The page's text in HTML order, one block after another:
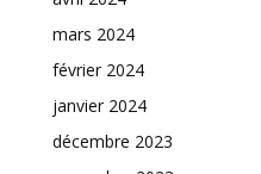
mars 2024
février 2024
janvier 2024
décembre 2023